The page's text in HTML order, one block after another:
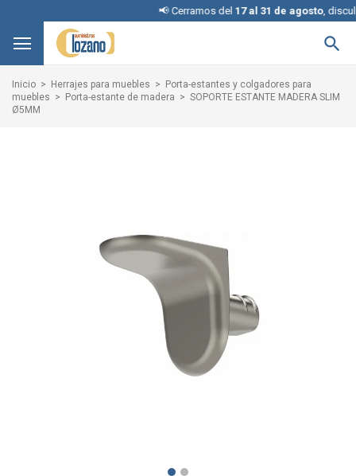
📢 Cerramos del 17 al 31 de agosto, disculpe

Inicio Herrajes para muebles
Porta-estantes y colgadores para
muebles
Porta-estante de madera
SOPORTE ESTANTE MADERA SLIM
Ø5MM